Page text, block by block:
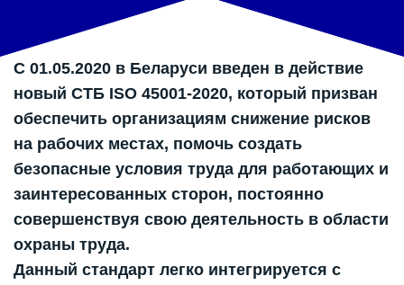
С 01.05.2020 в Беларуси введен в действие
новый СТБ ISO 45001-2020, который призван
обеспечить организациям снижение рисков
на рабочих местах, помочь создать
безопасные условия труда для работающих и
заинтересованных сторон, постоянно
совершенствуя свою деятельность в области
охраны труда.
Данный стандарт легко интегрируется с